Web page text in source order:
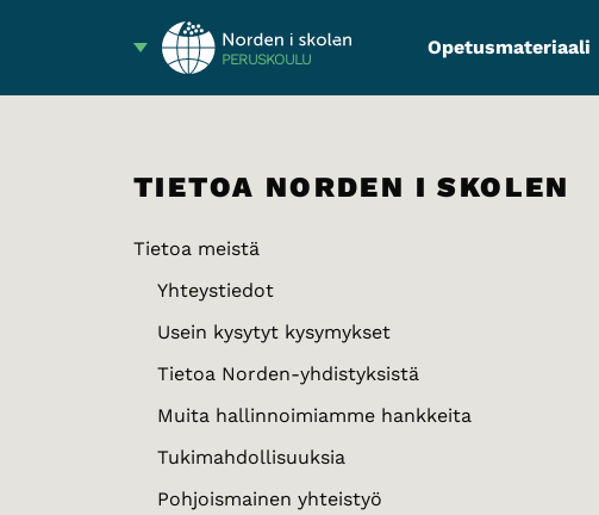
PERUSKOULU
Opetusmateriaali
TIETOA NORDEN I SKOLEN
Tietoa meistä
Yhteystiedot
Usein kysytyt kysymykset
Tietoa Norden-yhdistyksistä
Muita hallinnoimiamme hankkeita
Tukimahdollisuuksia
Pohjoismainen yhteistyö